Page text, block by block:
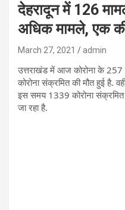
देहरादून में 126
अधिक मामले, एक
March 27, 2021 admin
उत्तराखंड में आज कोरोना के
कोरोना संक्रमित की मौत हुई है.
इस समय 1339 कोरोना संक्रमित
जा रहा है.